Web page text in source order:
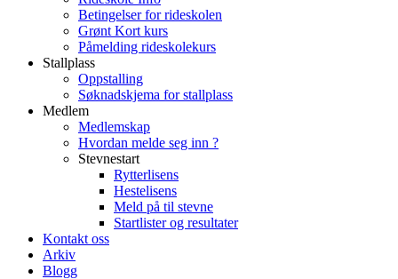
Betingelser for rideskolen
Grønt Kort kurs
Påmelding rideskolekurs
Stallplass
Oppstalling
Søknadskjema for stallplass
Medlem
Medlemskap
Hvordan melde seg inn ?
Stevnestart
Rytterlisens
Hestelisens
Meld på til stevne
Startlister og resultater
Kontakt oss
Arkiv
Blogg